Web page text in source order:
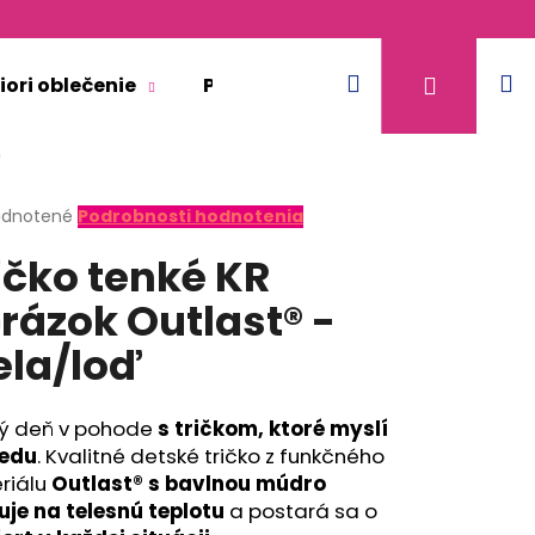
oblečenie Pre dospelých Doplnkový
Hľadať
Podrobnosti hodnotenia
tenké KR
Outlast® -
loď
deň v pohode s tričkom, ktoré myslí
. Kvalitné detské tričko z funkčného
Outlast® s bavlnou múdro
na telesnú teplotu a postará sa o
TENKÉ VÝSTRIH U